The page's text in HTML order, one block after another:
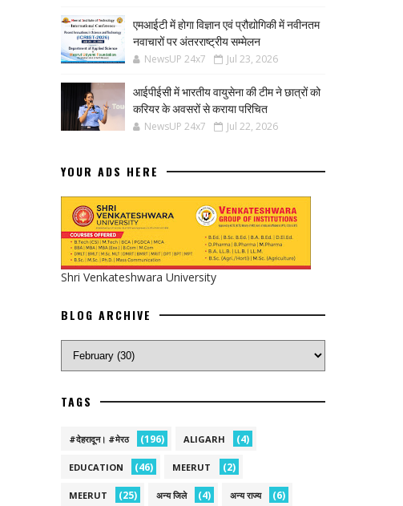
एमआईटी में होगा विज्ञान एवं प्रौद्योगिकी में नवीनतम
नवाचारों पर अंतरराष्ट्रीय सम्मेलन
NewsUP 24x7 Jul 23, 2026
आईपीईसी में भारतीय वायुसेना की टीम ने छात्रों को
करियर के अवसरों से कराया परिचित
NewsUP 24x7 Jul 22, 2026
YOUR ADS HERE
Shri Venkateshwara University
BLOG ARCHIVE
TAGS
#देहरादून। #मेरठ (196) ALIGARH (4)
EDUCATION (46) MEERUT (2)
MEERUT (25) अन्य जिले (4) अन्य राज्य (6)